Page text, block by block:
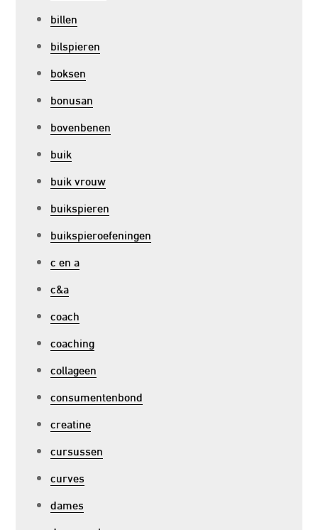
billen
bilspieren
boksen
bonusan
bovenbenen
buik
buik vrouw
buikspieren
buikspieroefeningen
c en a
c&a
coach
coaching
collageen
consumentenbond
creatine
cursussen
curves
dames